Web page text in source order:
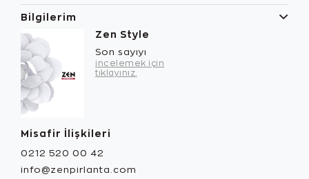
Bilgilerim
Zen Style
Son sayıyı
incelemek için
tıklayınız.
Misafir İlişkileri
0212 520 00 42
info@zenpirlanta.com